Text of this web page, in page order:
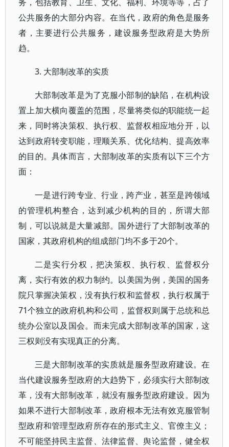
公共服务的大部分内容。在当代，政府的角色是服务
者，主要进行公共服务，建设服务型政府是大势所
趋。
3. 大部制改革的实质
大部制改革是为了克服小部制的缺陷，在机构设
置上加大横向覆盖的范围，尽量将类似的职能统一起
来，同时将决策权、执行权、监督权相应地分开，以
达到政府转变职能，理顺关系、优化结构、提高效率
的目的。具体而言，大部制改革的实质有以下三个方
面：
一是进行跨专业、行业，跨产业，甚至是跨领域
的管理机构整合，达到减少机构的目的，所谓大部
制，可以说就是大量减部。国外进行了大部制改革的
国家，其政府机构的组成部门均不多于20个。
二是实行分权，把决策权、执行权、监督权分
离，实行有效的权力制约。以美国为例，美国的国务
院只掌握决策权，没有执行权和监督权，执行权属于
71个独立的政府机构和公司，监督权则属于总统和总
统办公室以及国会。而未完成大部制改革的国家，这
三权则没有实现真正的分离。
三是大部制改革的实质就是服务型政府建设。在
当代建设服务型政府的大趋势下，必须实行大部制改
革，没有大部制改革，就没有服务型政府建设。因为
如果不进行大部制改革，政府根本无法有效克服管制
型政府和管理型政府所存在的形式主义、官僚主义；
不可能坚持民主监督、法律监督、舆论监督，健全权